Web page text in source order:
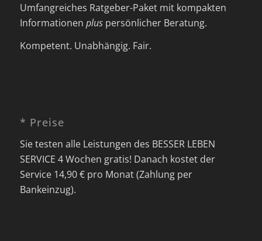
Umfangreiches Ratgeber-Paket mit kompakten
Informationen pluspersönlicher Beratung.
Kompetent. Unabhängig. Fair.
* Preise
Sie testen alle Leistungen des BESSER LEBEN
SERVICE 4 Wochen gratis! Danach kostet der
Service 14,90 € pro Monat (Zahlung per
Bankeinzug).